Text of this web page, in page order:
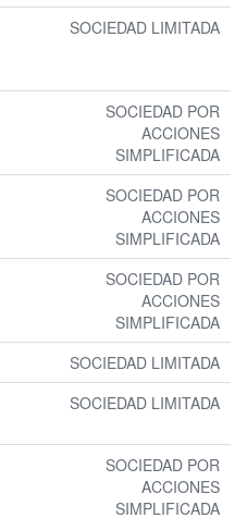
SOCIEDAD LIMITADA
SOCIEDAD POR
ACCIONES
SIMPLIFICADA
SOCIEDAD POR
ACCIONES
SIMPLIFICADA
SOCIEDAD POR
ACCIONES
SIMPLIFICADA
SOCIEDAD LIMITADA
SOCIEDAD LIMITADA
SOCIEDAD POR
ACCIONES
SIMPLIFICADA